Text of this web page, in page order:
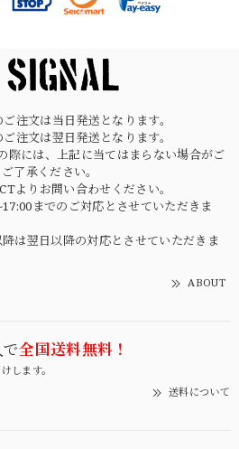
注文は当日発送となります。
注文は翌日発送となります。
際には、上記に当てはまらない場合がご
了承ください。
よりお問い合わせください。
までのご対応とさせていただきま
は翌日以降の対応とさせていただきま
ABOUT
で全国送料無料！
します。
送料について